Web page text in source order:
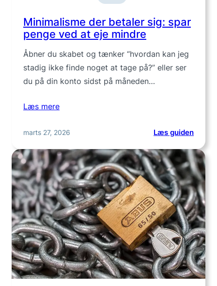
Minimalisme der betaler sig: spar
penge ved at eje mindre
Åbner du skabet og tænker “hvordan kan jeg
stadig ikke finde noget at tage på?” eller ser
du på din konto sidst på måneden…
Læs mere
marts 27, 2026 Læs guiden:
der
sig:
spar
penge
ved
at
eje
mindre